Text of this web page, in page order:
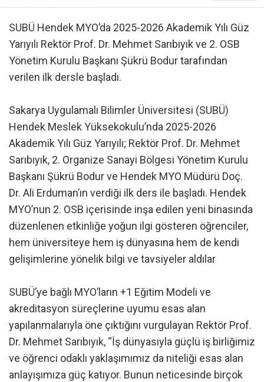
SUBÜ Hendek MYO’da 2025-2026 Akademik Yılı Güz
Yarıyılı Rektör Prof. Dr. Mehmet Sarıbıyık ve 2. OSB
Yönetim Kurulu Başkanı Şükrü Bodur tarafından
verilen ilk dersle başladı.
Sakarya Uygulamalı Bilimler Üniversitesi (SUBÜ)
Hendek Meslek Yüksekokulu’nda 2025-2026
Akademik Yılı Güz Yarıyılı; Rektör Prof. Dr. Mehmet
Sarıbıyık, 2. Organize Sanayi Bölgesi Yönetim Kurulu
Başkanı Şükrü Bodur ve Hendek MYO Müdürü Doç.
Dr. Ali Erduman’ın verdiği ilk ders ile başladı. Hendek
MYO’nun 2. OSB içerisinde inşa edilen yeni binasında
düzenlenen etkinliğe yoğun ilgi gösteren öğrenciler,
hem üniversiteye hem iş dünyasına hem de kendi
gelişimlerine yönelik bilgi ve tavsiyeler aldılar
SUBÜ’ye bağlı MYO’ların +1 Eğitim Modeli ve
akreditasyon süreçlerine uyumu esas alan
yapılanmalarıyla öne çıktığını vurgulayan Rektör Prof.
Dr. Mehmet Sarıbıyık, “İş dünyasıyla güçlü iş birliğimiz
ve öğrenci odaklı yaklaşımımız da niteliği esas alan
anlayışımıza güç katıyor. Bunun neticesinde birçok